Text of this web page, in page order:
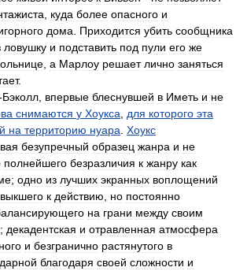
куда более опасного и
дома Приходится убить сообщника
ловушку и подставить под пули его же
а Марлоу решает лично заняться
.
Бэколл впервые блеснувшей в Иметь и не
снимаются у Хоукса для которого эта
на территорию нуара Хоукс
безупречный образец жанра и не
полнейшего безразличия к жанру как
; одно из лучших экранных воплощений
к действию но постоянно
на грани между своим
; декадентская и отравленная атмосфера
и безгранично растянутого в
благодаря своей сложности и